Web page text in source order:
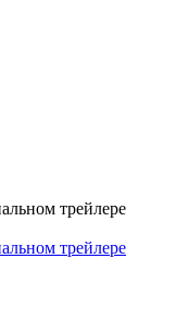
трейлере
трейлере